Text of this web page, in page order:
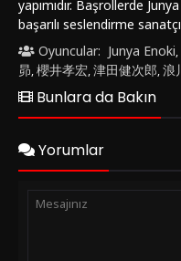
yapımıdır. Başrollerde
başarılı seslendirme
太 tarafından yönetilmiştir.
先行上映” adındaki bu
hayranlarını
lanetlerle savaşan ve
karakter etrafında
ilişkiler, karanlık atmosfer
filmi benzersiz kılan
filmi, görsel efektleri,
dikkat çekiyor. Ayrıca,
Oyuncular: Junya Enoki,
昴,櫻井孝宏,津田健次郎,浪
Bunlara da Bakın
Yorumlar